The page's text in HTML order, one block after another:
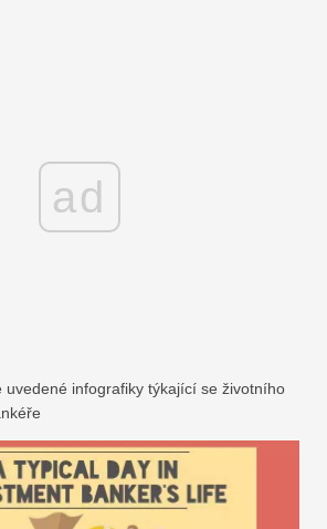
ad
uvedené infografiky týkající se životního